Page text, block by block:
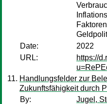
Date:
2022
URL:
https://
Handlungsfelder zur
Zukunftsfähigkeit durch
By:
Jugel,